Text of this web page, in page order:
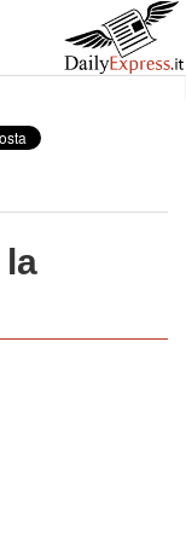
la